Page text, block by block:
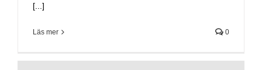
[...]
Läs mer 0